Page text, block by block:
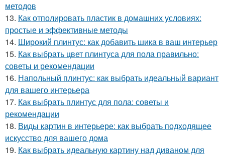
методов
13. Как отполировать пластик в домашних условиях:
простые и эффективные методы
14. Широкий плинтус: как добавить шика в ваш интерьер
15. Как выбрать цвет плинтуса для пола правильно:
советы и рекомендации
16. Напольный плинтус: как выбрать идеальный вариант
для вашего интерьера
17. Как выбрать плинтус для пола: советы и
рекомендации
18. Виды картин в интерьере: как выбрать подходящее
искусство для вашего дома
19. Как выбрать идеальную картину над диваном для